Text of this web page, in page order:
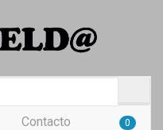
Contacto 0